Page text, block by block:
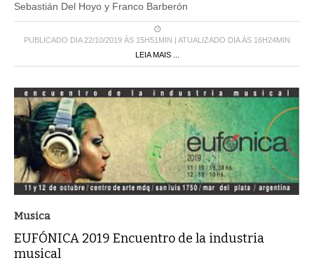
Sebastián Del Hoyo y Franco Barberón
PUBLICADO DIA 22/10/2019 ÀS 15H51MIN | ATUALIZADO DIA ÀS 16H24MIN
LEIA MAIS ...
Musica
EUFÓNICA 2019 Encuentro de la industria
musical